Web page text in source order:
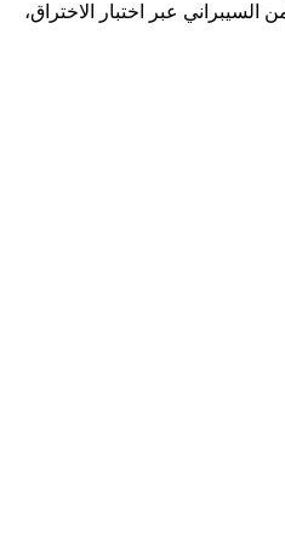
عبر اختبار الاختراق،